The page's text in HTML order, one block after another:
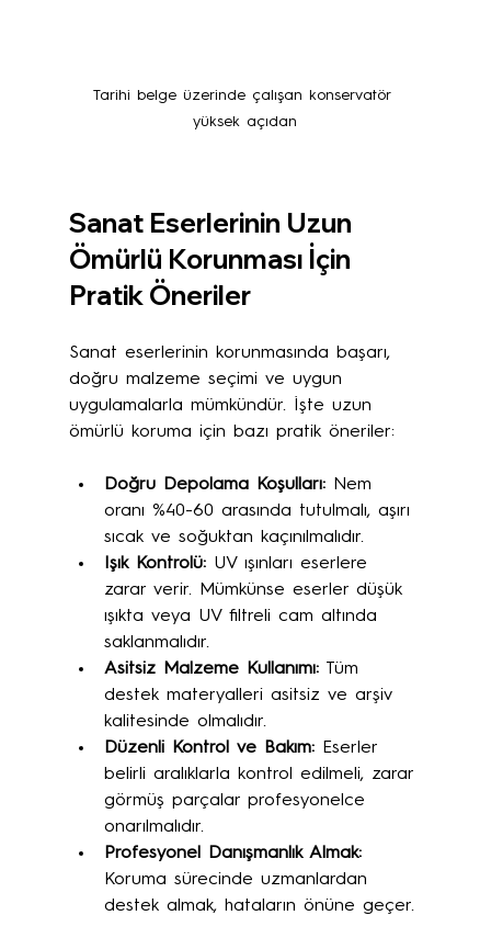
Tarihi belge üzerinde çalışan konservatör
yüksek açıdan
Sanat Eserlerinin Uzun
Ömürlü Korunması İçin
Pratik Öneriler
Sanat eserlerinin korunmasında başarı,
doğru malzeme seçimi ve uygun
uygulamalarla mümkündür. İşte uzun
ömürlü koruma için bazı pratik öneriler:
Doğru Depolama Koşulları: Nem
oranı %40-60 arasında tutulmalı, aşırı
sıcak ve soğuktan kaçınılmalıdır.
Işık Kontrolü: UV ışınları eserlere
zarar verir. Mümkünse eserler düşük
ışıkta veya UV filtreli cam altında
saklanmalıdır.
Asitsiz Malzeme Kullanımı: Tüm
destek materyalleri asitsiz ve arşiv
kalitesinde olmalıdır.
Düzenli Kontrol ve Bakım: Eserler
belirli aralıklarla kontrol edilmeli, zarar
görmüş parçalar profesyonelce
onarılmalıdır.
Profesyonel Danışmanlık Almak:
Koruma sürecinde uzmanlardan
destek almak, hataların önüne geçer.